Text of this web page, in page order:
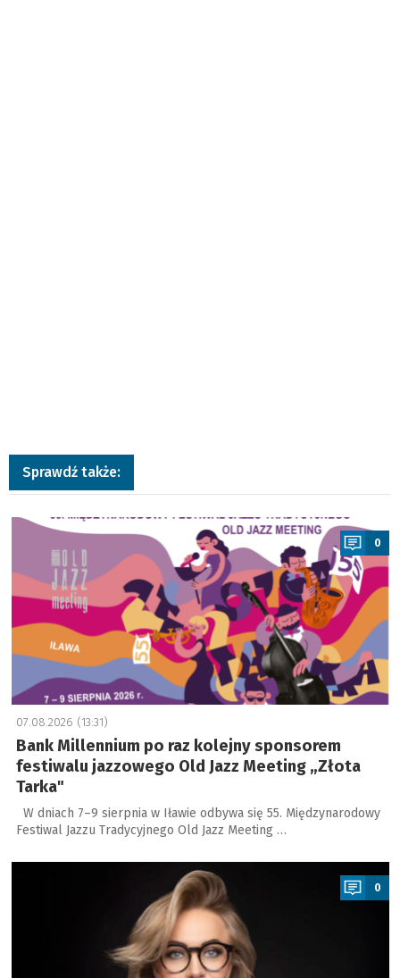
Sprawdź także:
a
0
07.08.2026 (13:31)
Bank Millennium po raz kolejny sponsorem
festiwalu jazzowego Old Jazz Meeting „Złota
Tarka"
W dniach 7–9 sierpnia w Iławie odbywa się 55. Międzynarodowy
Festiwal Jazzu Tradycyjnego Old Jazz Meeting …
a
0